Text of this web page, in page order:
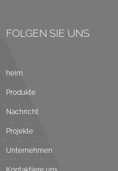
FOLGEN SIE UNS
heim
Produkte
Nachricht
Projekte
Unternehmen